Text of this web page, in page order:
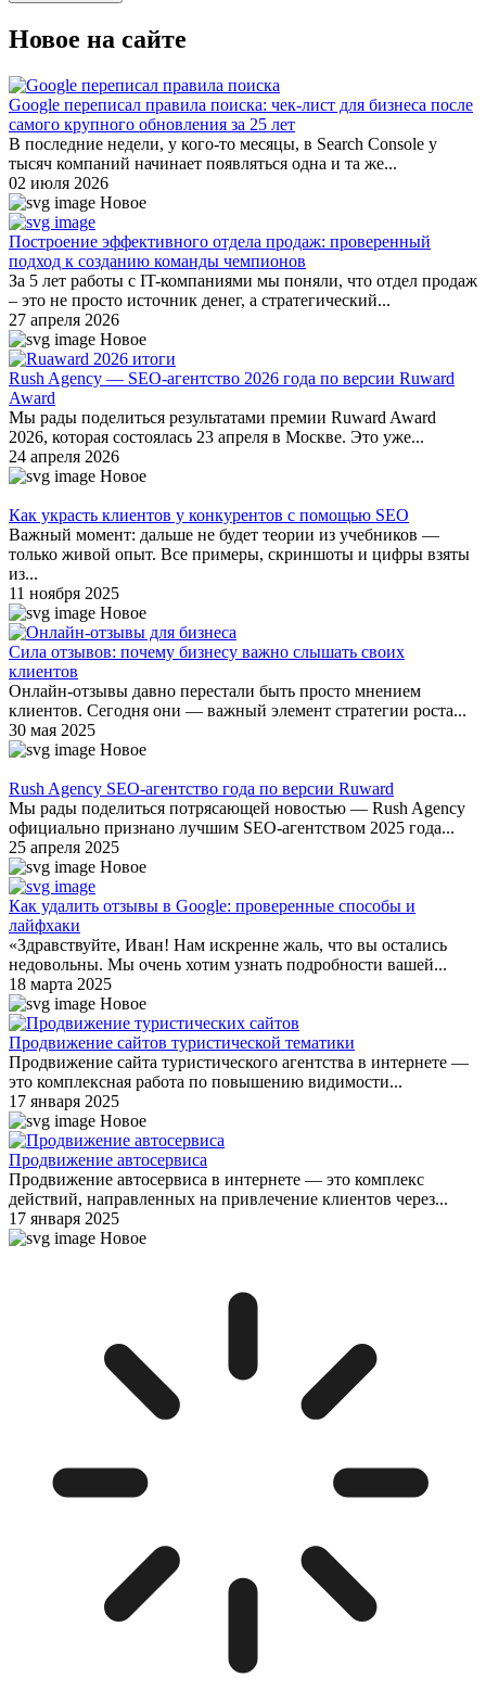
Новое на сайте
Google переписал правила поиска: чек-лист для бизнеса после
самого крупного обновления за 25 лет
В последние недели, у кого-то месяцы, в Search Console у
тысяч компаний начинает появляться одна и та же...
02 июля 2026
Новое
Построение эффективного отдела продаж: проверенный
подход к созданию команды чемпионов
За 5 лет работы с IT-компаниями мы поняли, что отдел продаж
– это не просто источник денег, а стратегический...
27 апреля 2026
Новое
Rush Agency — SEO-агентство 2026 года по версии Ruward
Award
Мы рады поделиться результатами премии Ruward Award
2026, которая состоялась 23 апреля в Москве. Это уже...
24 апреля 2026
Новое
Как украсть клиентов у конкурентов с помощью SEO
Важный момент: дальше не будет теории из учебников —
только живой опыт. Все примеры, скриншоты и цифры взяты
из...
11 ноября 2025
Новое
Сила отзывов: почему бизнесу важно слышать своих
клиентов
Онлайн-отзывы давно перестали быть просто мнением
клиентов. Сегодня они — важный элемент стратегии роста...
30 мая 2025
Новое
Rush Agency SEO-агентство года по версии Ruward
Мы рады поделиться потрясающей новостью — Rush Agency
официально признано лучшим SEO-агентством 2025 года...
25 апреля 2025
Новое
Как удалить отзывы в Google: проверенные способы и
лайфхаки
«Здравствуйте, Иван! Нам искренне жаль, что вы остались
недовольны. Мы очень хотим узнать подробности вашей...
18 марта 2025
Новое
Продвижение сайтов туристической тематики
Продвижение сайта туристического агентства в интернете —
это комплексная работа по повышению видимости...
17 января 2025
Новое
Продвижение автосервиса
Продвижение автосервиса в интернете — это комплекс
действий, направленных на привлечение клиентов через...
17 января 2025
Новое